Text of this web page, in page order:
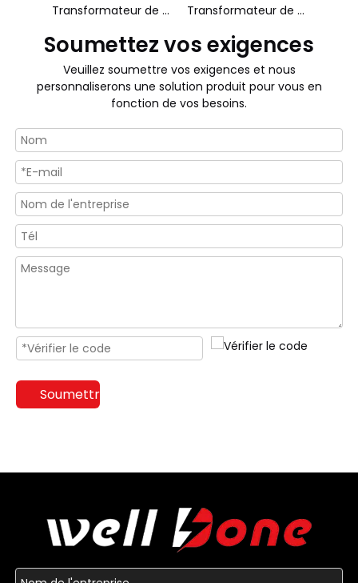
Transformateur de puissance triphasé 150KV 150MVA Transformateur de puissance triphasé 150KV 250MVA
Soumettez vos exigences
Veuillez soumettre vos exigences et nous
personnaliserons une solution produit pour vous en
fonction de vos besoins.
Soumettre